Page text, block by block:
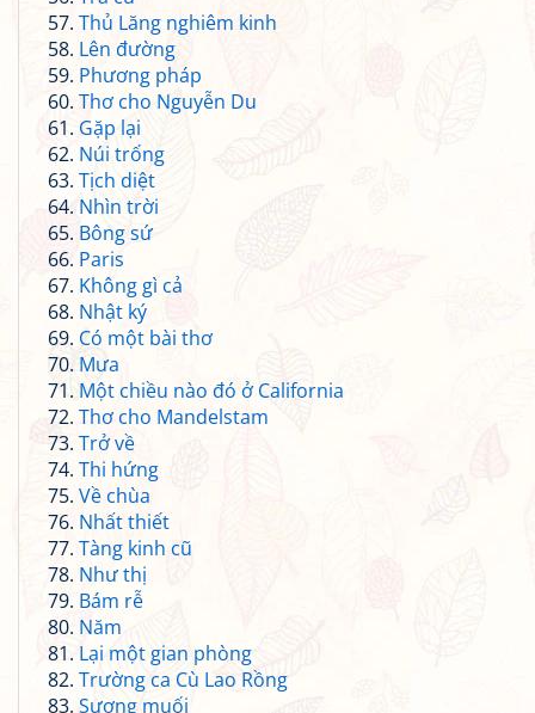
Thủ Lăng nghiêm kinh
Lên đường
Phương pháp
Thơ cho Nguyễn Du
Gặp lại
Núi trống
Tịch diệt
Nhìn trời
Bông sứ
Paris
Không gì cả
Nhật ký
Có một bài thơ
Mưa
Một chiều nào đó ở California
Thơ cho Mandelstam
Trở về
Thi hứng
Về chùa
Nhất thiết
Tàng kinh cũ
Như thị
Bám rễ
Năm
Lại một gian phòng
Trường ca Cù Lao Rồng
Sương muối